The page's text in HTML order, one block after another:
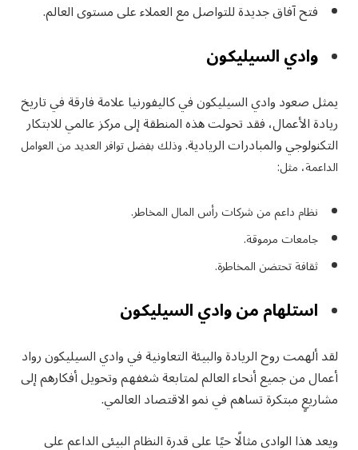
فتح آفاق جديدة للتواصل مع العملاء على مستوى العالم.
وادي السيليكون
يمثل صعود وادي السيليكون في كاليفورنيا علامة فارقة في تاريخ
ريادة الأعمال، فقد تحولت هذه المنطقة إلى مركز عالمي للابتكار
التكنولوجي والمبادرات الريادية.وذلك بفضل توافر العديد من العوامل
الداعمة، مثل:
نظام داعم من شركات رأس المال المخاطر.
جامعات مرموقة.
ثقافة تحتضن المخاطرة.
استلهام من وادي السيليكون
لقد ألهمت روح الريادة والبيئة التعاونية في وادي السيليكون رواد
أعمال من جميع أنحاء العالم لمتابعة شغفهم وتحويل أفكارهم إلى
مشاريعٍ مبتكرة تساهم في نمو الاقتصاد العالمي.
ويعد هذا الوادي مثالًا حيًا على قدرة النظام البيئي الداعم على